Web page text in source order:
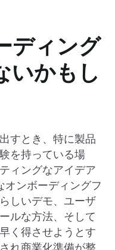
ディング
いかもし
すとき、特に製品
を持っている場
ィングなアイデア
オンボーディングフ
しいデモ、ユーザ
ルな方法、そして
く得させようとす